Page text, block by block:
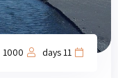
11 days
1000